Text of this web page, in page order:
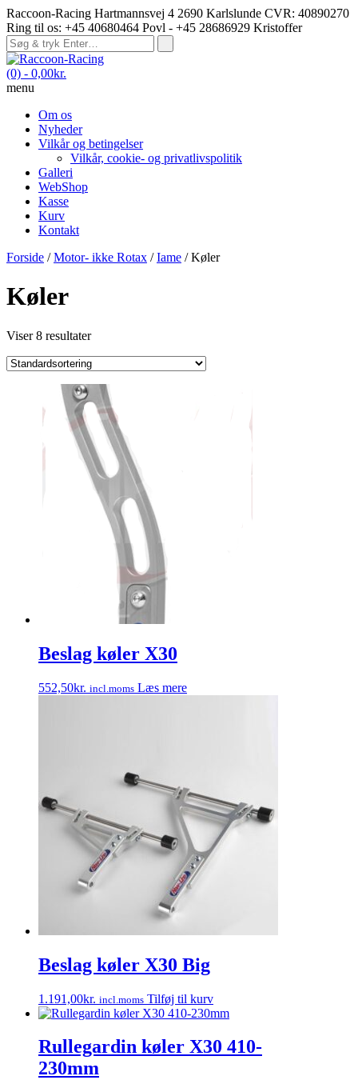
Raccoon-Racing Hartmannsvej 4 2690 Karlslunde CVR: 40890270
Ring til os: +45 40680464 Povl - +45 28686929 Kristoffer
(0) - 0,00kr.
menu
Om os
Nyheder
Vilkår og betingelser
Vilkår, cookie- og privatlivspolitik
Galleri
WebShop
Kasse
Kurv
Kontakt
Forside /Motor- ikke Rotax /Iame / Køler
Køler
Viser 8 resultater
Beslag køler X30
552,50kr. incl.moms Læs mere
Beslag køler X30 Big
1.191,00kr. incl.moms Tilføj til kurv
Rullegardin køler X30 410-
230mm